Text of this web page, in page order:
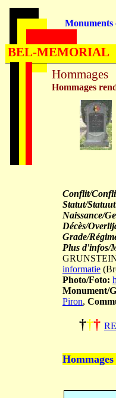
Conflit/
Statut/
Naissance/
Décès/
Grade/
Plus d'infos/
informatie
Photo/Foto:
Monument/
Piron,
†††
Hommages
Hommages
Monuments
BEL-MEMORIAL